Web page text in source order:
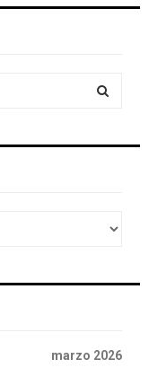
marzo 2026